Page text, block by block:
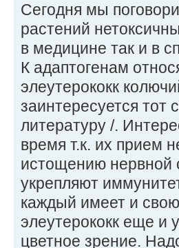
Сегодня мы
растений
в медицине так и в
К адаптогенам
элеутерококк
заинтересуется
литературу /.
время т.к. их прием
истощению нервной
укрепляют
каждый имеет и
элеутерококк еще и
цветное зрение.